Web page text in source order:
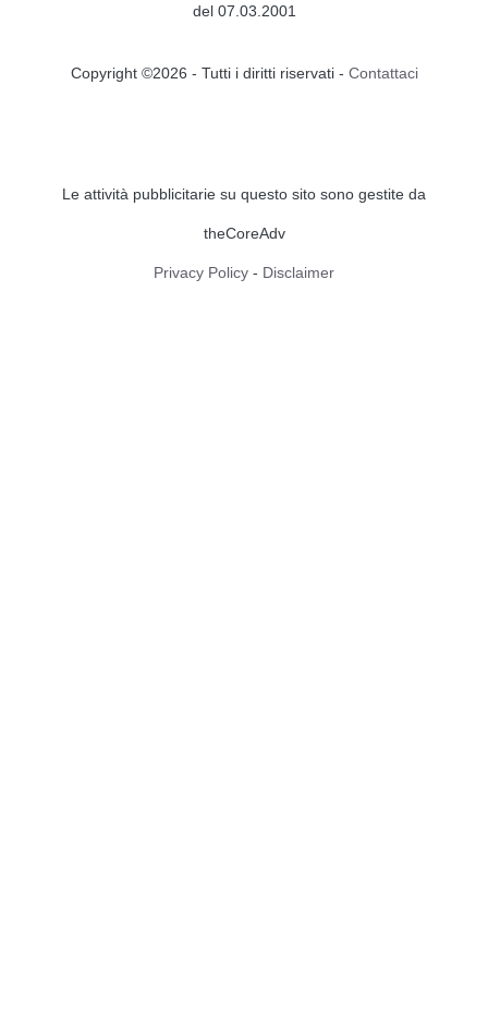
del 07.03.2001
Copyright ©2026 - Tutti i diritti riservati - Contattaci
Le attività pubblicitarie su questo sito sono gestite da
theCoreAdv
Privacy Policy - Disclaimer